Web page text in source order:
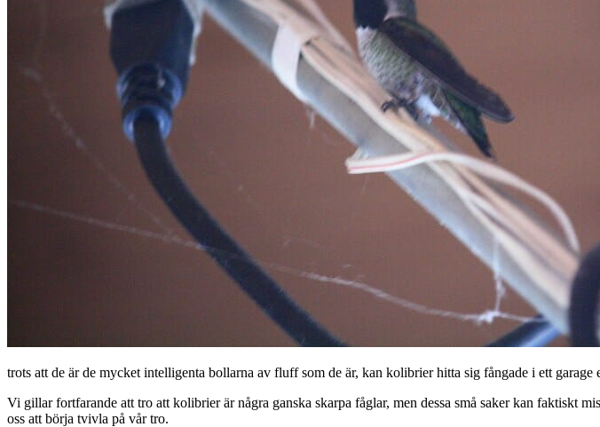
trots att de är de mycket intelligenta bollarna av fluff som de är, kan kolibrier hitta sig fångade i ett garage
Vi gillar fortfarande att tro att kolibrier är några ganska skarpa fåglar, men dessa små saker kan faktiskt
oss att börja tvivla på vår tro.